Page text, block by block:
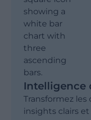
Intelligence
Transformez
insights clairs